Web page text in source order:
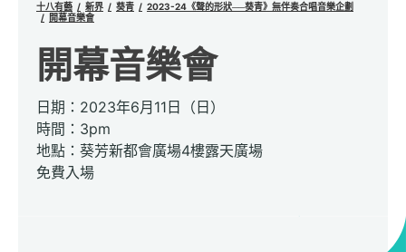
十八有藝 新界 葵青
2023-24《聲的形狀──葵青》無伴奏合唱音樂企劃
開幕音樂會
開幕音樂會
日期：2023年6月11日（日）
時間：3pm
地點：葵芳新都會廣場4樓露天廣場
免費入場